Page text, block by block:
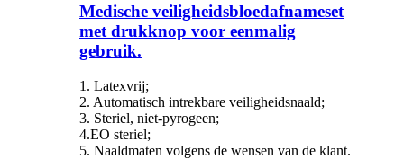
Medische veiligheidsbloedafnameset
met drukknop voor eenmalig
gebruik.
1. Latexvrij;
2. Automatisch intrekbare veiligheidsnaald;
3. Steriel, niet-pyrogeen;
4.EO steriel;
5. Naaldmaten volgens de wensen van de klant.